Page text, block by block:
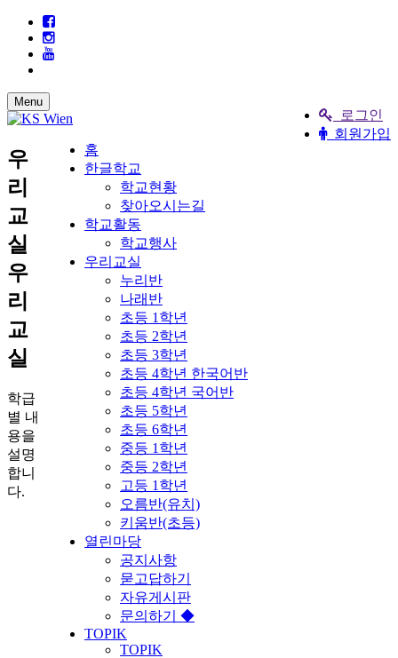
로그인
회원가입
Menu
홈
한글학교
학교현황
찾아오시는길
학교활동
학교행사
우리교실
누리반
나래반
초등 1학년
초등 2학년
초등 3학년
초등 4학년 한국어반
초등 4학년 국어반
초등 5학년
초등 6학년
중등 1학년
중등 2학년
고등 1학년
오름반(유치)
키움반(초등)
열린마당
공지사항
묻고답하기
자유게시판
문의하기 ◆
TOPIK
TOPIK
우
리
교
실
우
리
교
실
학급
별 내
용을
설명
합니
다.